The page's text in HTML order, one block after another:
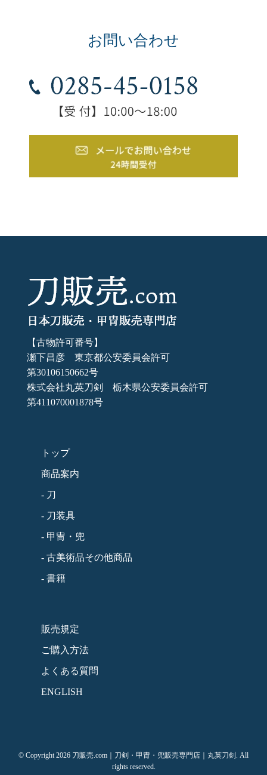
お問い合わせ
【古物許可番号】
瀬下昌彦 東京都公安委員会許可
第30106150662号
株式会社丸英刀剣 栃木県公安委員会許可
第411070001878号
トップ
商品案内
- 刀
- 刀装具
- 甲冑・兜
- 古美術品その他商品
- 書籍
販売規定
ご購入方法
よくある質問
ENGLISH
© Copyright 2026 刀販売.com｜刀剣・甲冑・兜販売専門店｜丸英刀剣. All
rights reserved.